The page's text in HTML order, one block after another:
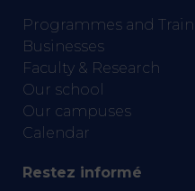
Programmes and
Businesses
Faculty & Research
Our school
Our campuses
Calendar
Restez informé